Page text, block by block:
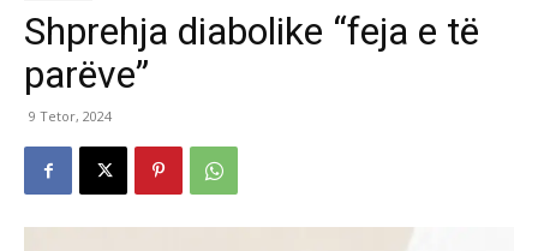
Shprehja diabolike “feja e të
parëve”
9 Tetor, 2024